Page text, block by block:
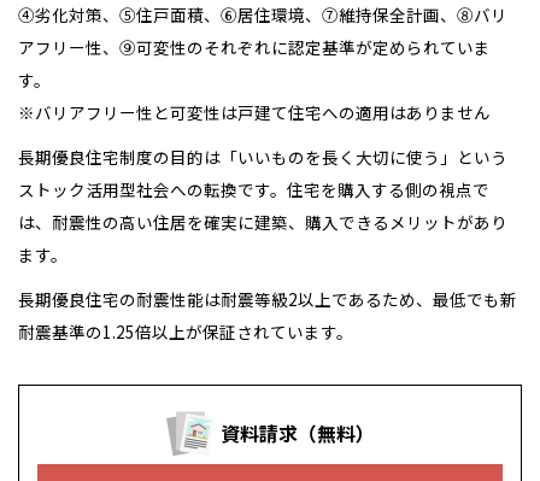
➃劣化対策、➄住戸面積、➅居住環境、➆維持保全計画、➇バリ
アフリー性、➈可変性のそれぞれに認定基準が定められていま
す。
※バリアフリー性と可変性は戸建て住宅への適用はありません
長期優良住宅制度の目的は「いいものを長く大切に使う」という
ストック活用型社会への転換です。住宅を購入する側の視点で
は、耐震性の高い住居を確実に建築、購入できるメリットがあり
ます。
長期優良住宅の耐震性能は耐震等級2以上であるため、最低でも新
耐震基準の1.25倍以上が保証されています。
資料請求（無料）